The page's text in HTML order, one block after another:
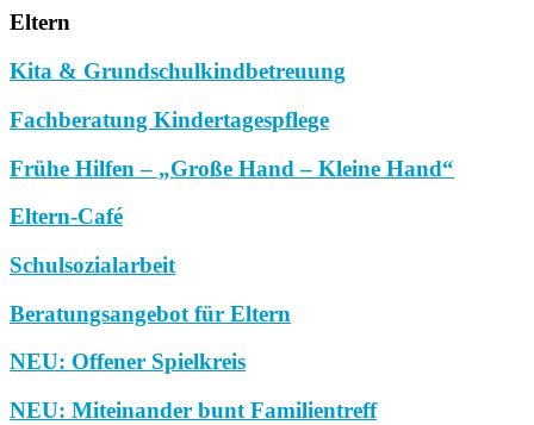
Eltern
Kita & Grundschulkindbetreuung
Fachberatung Kindertagespflege
Frühe Hilfen – „Große Hand – Kleine Hand“
Eltern-Café
Schulsozialarbeit
Beratungsangebot für Eltern
NEU: Offener Spielkreis
NEU: Miteinander bunt Familientreff